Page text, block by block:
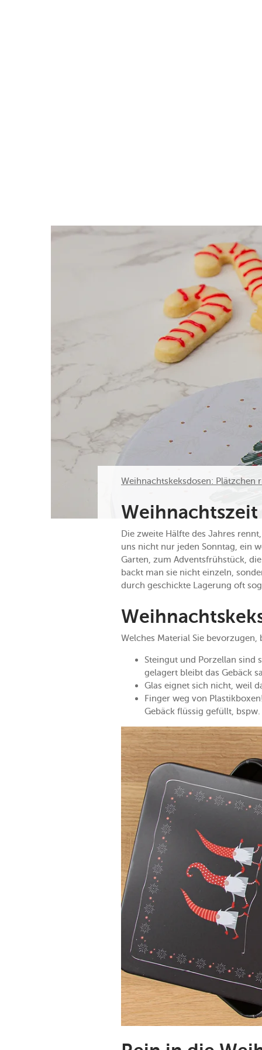
Weihnachtskeksdosen: Plätzchen
Die zweite Hälfte des Jahres
uns nicht nur jeden Sonntag, ein
Garten, zum Adventsfrühstück,
backt man sie nicht einzeln,
durch geschickte Lagerung oft
Welches Material Sie bevorzugen,
Steingut und Porzellan sind
gelagert bleibt das Gebäck
Glas eignet sich nicht, weil
Finger weg von
Gebäck flüssig gefüllt,